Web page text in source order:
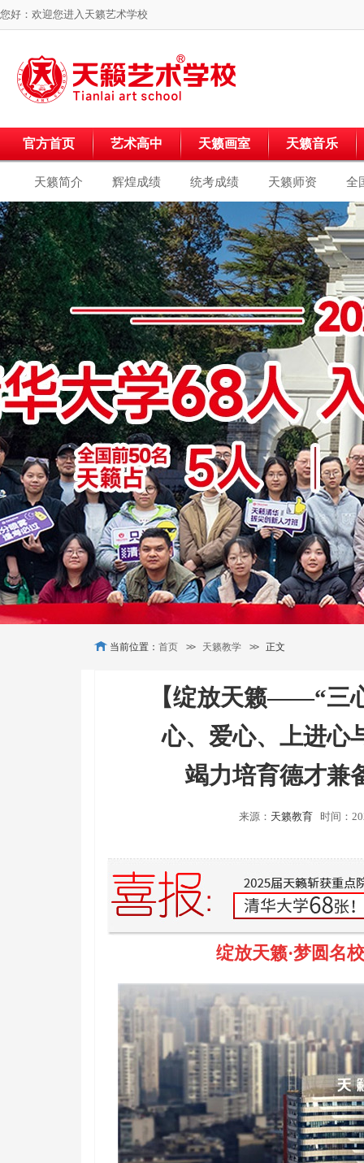
您好：欢迎您进入 天籁艺术学校
官方首页 艺术高中 天籁画室 天籁音乐
天籁简介 辉煌成绩 统考成绩 天籁师资 全
当前位置： 首页 >> 天籁教学 >> 正文
【绽放天籁——“三
心、爱心、上进心
竭力培育德才兼
来源： 天籁教育 时间：
绽放天籁·梦圆名